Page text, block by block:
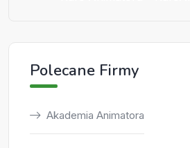
Polecane Firmy
Akademia Animatora